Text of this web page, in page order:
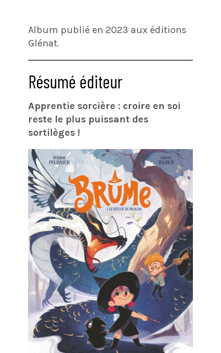
Album publié en 2023 aux éditions
Glénat.
Résumé éditeur
Apprentie sorcière : croire en soi
reste le plus puissant des
sortilèges !